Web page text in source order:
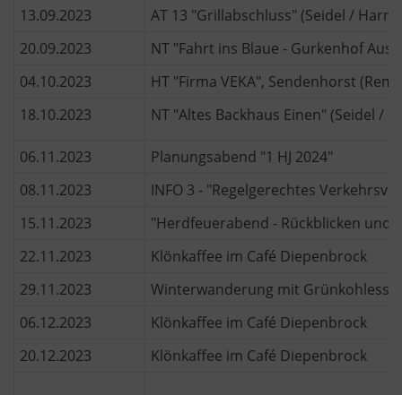
13.09.2023
AT 13 "Grillabschluss" (Seidel /
20.09.2023
NT "Fahrt ins Blaue - Gurkenhof
04.10.2023
HT "Firma VEKA", Sendenhorst
18.10.2023
NT "Altes Backhaus Einen" (Seidel /
06.11.2023
Planungsabend "1 HJ 2024"
08.11.2023
INFO 3 - "Regelgerechtes
15.11.2023
"Herdfeuerabend - Rückblicken und
22.11.2023
Klönkaffee im Café Diepenbrock
29.11.2023
Winterwanderung mit
06.12.2023
Klönkaffee im Café Diepenbrock
20.12.2023
Klönkaffee im Café Diepenbrock